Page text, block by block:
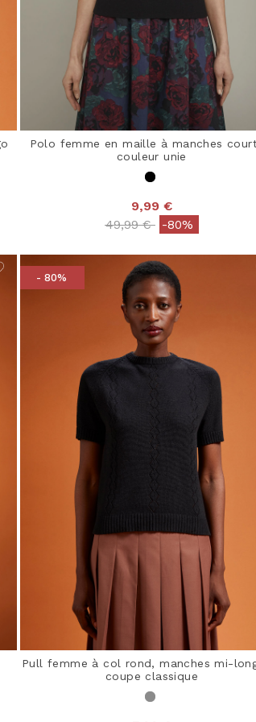
Polo femme en maille à manches
couleur unie
9,99 €
Price reduced from
49,99 €to-80%
- 80%
Pull femme à col rond, manches mi-
coupe classique